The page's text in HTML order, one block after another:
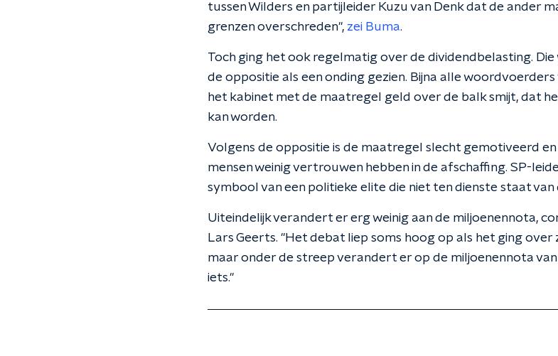
tussen Wilders en partijleider Kuzu van Denk dat de ander
grenzen overschreden", zei Buma.
Toch ging het ook regelmatig over de dividendbelasting.
de oppositie als een onding gezien. Bijna alle
het kabinet met de maatregel geld over de balk smijt, dat
kan worden.
Volgens de oppositie is de maatregel slecht gemotiveerd en
mensen weinig vertrouwen hebben in de afschaffing. SP-
symbool van een politieke elite die niet ten dienste staat van
Uiteindelijk verandert er erg weinig aan de miljoenennota,
Lars Geerts. "Het debat liep soms hoog op als het ging over
maar onder de streep verandert er op de miljoenennota
iets.''